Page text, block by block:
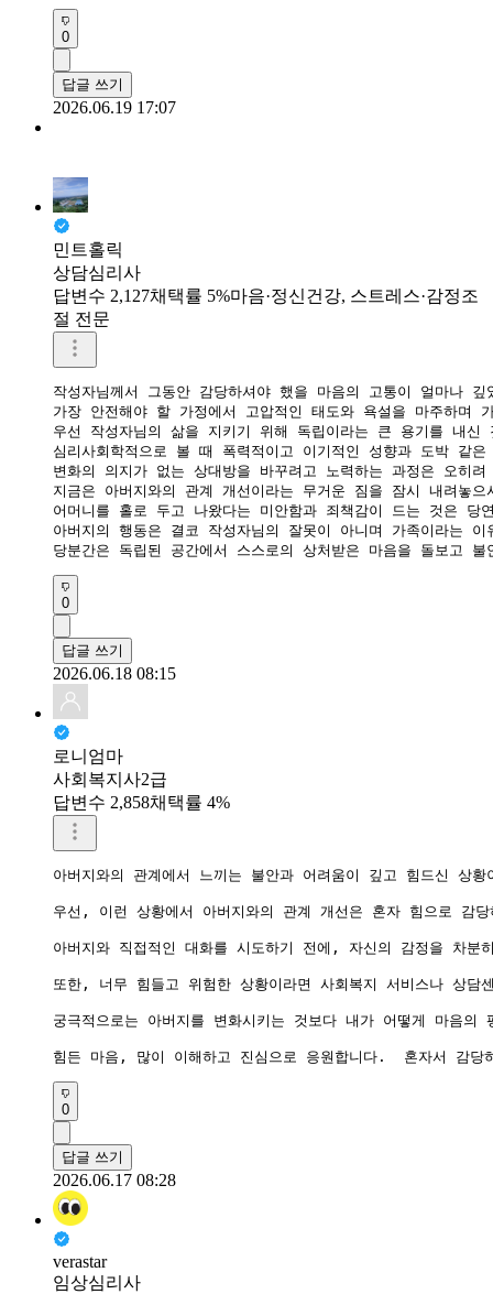
0
답글 쓰기
2026.06.19 17:07
민트홀릭
상담심리사
답변수 2,127채택률 5%마음·정신건강, 스트레스·감정조
절 전문
작성자님께서 그동안 감당하셔야 했을 마음의 고통이 얼마나
가장 안전해야 할 가정에서 고압적인 태도와 욕설을 마주하며
우선 작성자님의 삶을 지키기 위해 독립이라는 큰 용기를 내
심리사회학적으로 볼 때 폭력적이고 이기적인 성향과 도박 같
변화의 의지가 없는 상대방을 바꾸려고 노력하는 과정은 오히
지금은 아버지와의 관계 개선이라는 무거운 짐을 잠시 내려놓
어머니를 홀로 두고 나왔다는 미안함과 죄책감이 드는 것은 당
아버지의 행동은 결코 작성자님의 잘못이 아니며 가족이라는
당분간은 독립된 공간에서 스스로의 상처받은 마음을 돌보고
0
답글 쓰기
2026.06.18 08:15
로니엄마
사회복지사2급
답변수 2,858채택률 4%
아버지와의 관계에서 느끼는 불안과 어려움이 깊고 힘드신 상
우선, 이런 상황에서 아버지와의 관계 개선은 혼자 힘으로 감
아버지와 직접적인 대화를 시도하기 전에, 자신의 감정을 차
또한, 너무 힘들고 위험한 상황이라면 사회복지 서비스나 상
궁극적으로는 아버지를 변화시키는 것보다 내가 어떻게 마음
0
답글 쓰기
2026.06.17 08:28
verastar
임상심리사